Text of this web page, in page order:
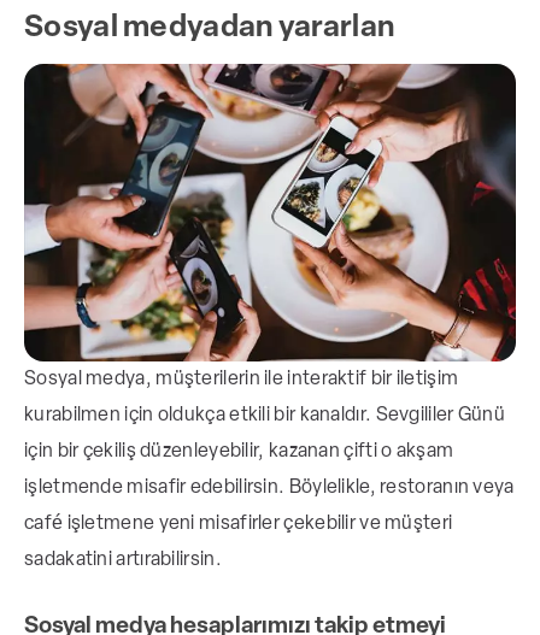
Sosyal medyadan yararlan
Sosyal medya, müşterilerin ile interaktif bir iletişim
kurabilmen için oldukça etkili bir kanaldır. Sevgililer Günü
için bir çekiliş düzenleyebilir, kazanan çifti o akşam
işletmende misafir edebilirsin. Böylelikle, restoranın veya
café işletmene yeni misafirler çekebilir ve müşteri
sadakatini artırabilirsin.
Sosyal medya hesaplarımızı takip etmeyi